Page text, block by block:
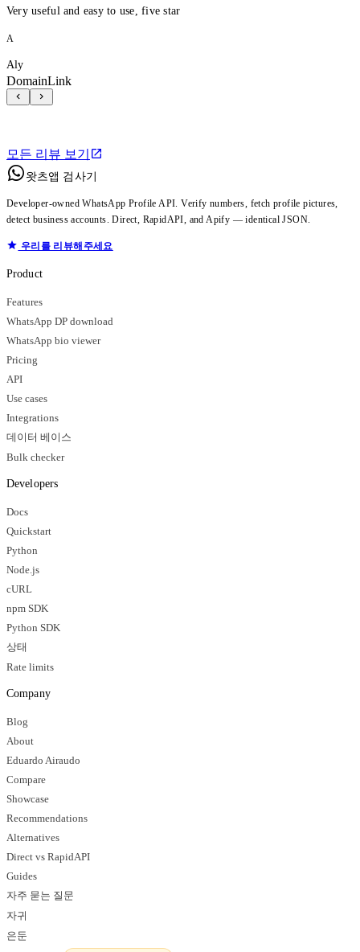
Very useful and easy to use, five star
A
Aly
DomainLink
모든 리뷰 보기
왓츠앱 검사기
Developer-owned WhatsApp Profile API. Verify numbers, fetch profile pictures,
detect business accounts. Direct, RapidAPI, and Apify — identical JSON.
우리를 리뷰해주세요
Product
Features
WhatsApp DP download
WhatsApp bio viewer
Pricing
API
Use cases
Integrations
데이터 베이스
Bulk checker
Developers
Docs
Quickstart
Python
Node.js
cURL
npm SDK
Python SDK
상태
Rate limits
Company
Blog
About
Eduardo Airaudo
Compare
Showcase
Recommendations
Alternatives
Direct vs RapidAPI
Guides
자주 묻는 질문
자귀
은둔